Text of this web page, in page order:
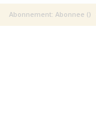
Abonnement: Abonnee ()